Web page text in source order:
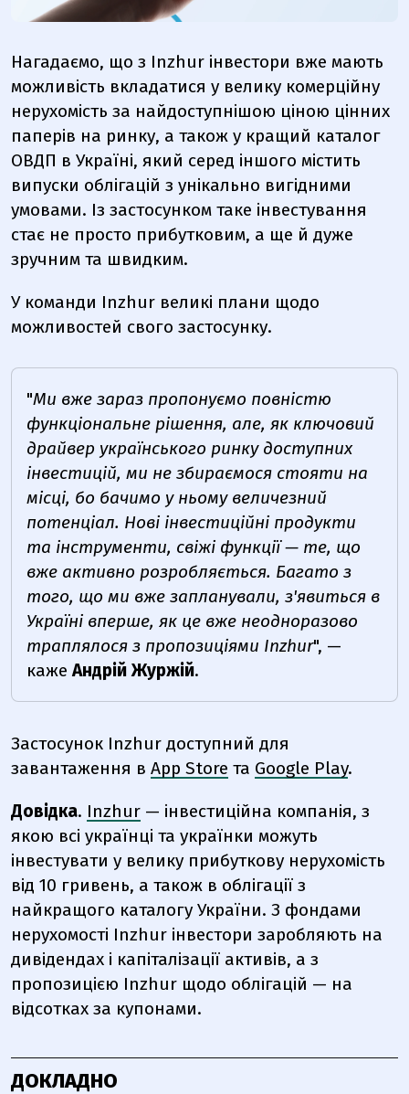
Нагадаємо, що з Inzhur інвестори вже мають
можливість вкладатися у велику комерційну
нерухомість за найдоступнішою ціною цінних
паперів на ринку, а також у кращий каталог
ОВДП в Україні, який серед іншого містить
випуски облігацій з унікально вигідними
умовами. Із застосунком таке інвестування
стає не просто прибутковим, а ще й дуже
зручним та швидким.
У команди Inzhur великі плани щодо
можливостей свого застосунку.
"Ми вже зараз пропонуємо повністю
функціональне рішення, але, як ключовий
драйвер українського ринку доступних
інвестицій, ми не збираємося стояти на
місці, бо бачимо у ньому величезний
потенціал. Нові інвестиційні продукти
та інструменти, свіжі функції — те, що
вже активно розробляється. Багато з
того, що ми вже запланували, з'явиться в
Україні вперше, як це вже неодноразово
траплялося з пропозиціями Inzhur", —
каже Андрій Журжій.
Застосунок Inzhur доступний для
завантаження в App Store та Google Play.
Довідка. Inzhur — інвестиційна компанія, з
якою всі українці та українки можуть
інвестувати у велику прибуткову нерухомість
від 10 гривень, а також в облігації з
найкращого каталогу України. З фондами
нерухомості Inzhur інвестори заробляють на
дивідендах і капіталізації активів, а з
пропозицією Inzhur щодо облігацій — на
відсотках за купонами.
ДОКЛАДНО